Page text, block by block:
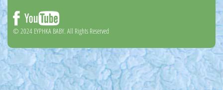
© 2024 EYΡΗΚΑ BABY. All Rights Reserved